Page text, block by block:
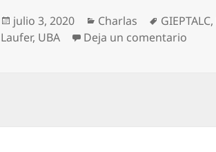
Publicado
el
julio 3, 2020 Categorías
Charlas Etiquetas
GIEPTALC,
Laufer, UBA Deja un comentario